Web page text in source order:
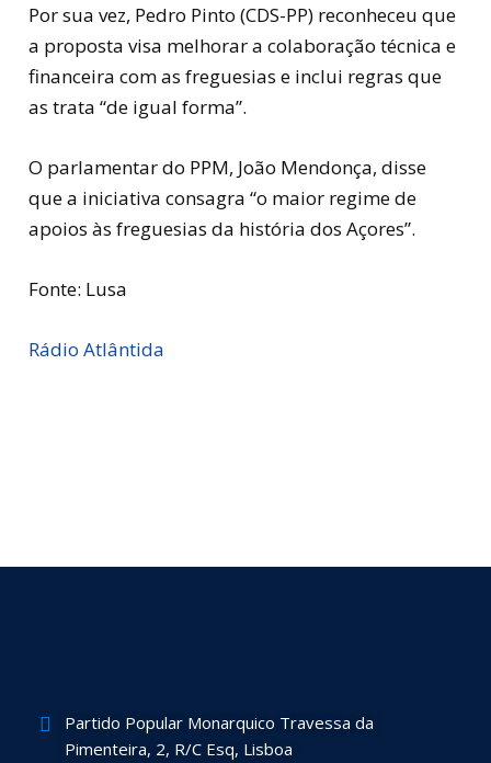
Por sua vez, Pedro Pinto (CDS-PP) reconheceu que
a proposta visa melhorar a colaboração técnica e
financeira com as freguesias e inclui regras que
as trata “de igual forma”.
O parlamentar do PPM, João Mendonça, disse
que a iniciativa consagra “o maior regime de
apoios às freguesias da história dos Açores”.
Fonte: Lusa
Rádio Atlântida
Partido Popular Monarquico Travessa da
Pimenteira, 2, R/C Esq, Lisboa